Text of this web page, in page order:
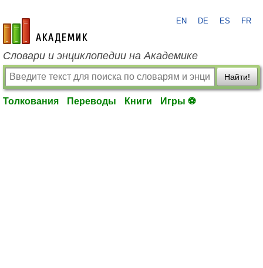
academic.ru
EN DE ES FR
Словари и энциклопедии на Академике
Найти!
Толкования Переводы Книги Игры ⚽